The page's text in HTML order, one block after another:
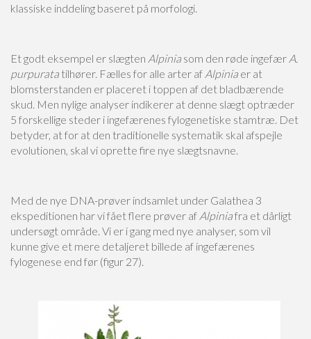
klassiske inddeling baseret på morfologi.
Et godt eksempel er slægten Alpinia som den røde ingefær A.
purpurata tilhører. Fælles for alle arter af Alpinia er at
blomsterstanden er placeret i toppen af det bladbærende
skud. Men nylige analyser indikerer at denne slægt optræder
5 forskellige steder i ingefærenes fylogenetiske stamtræ. Det
betyder, at for at den traditionelle systematik skal afspejle
evolutionen, skal vi oprette fire nye slægtsnavne.
Med de nye DNA-prøver indsamlet under Galathea 3
ekspeditionen har vi fået flere prøver af Alpiniafra et dårligt
undersøgt område. Vi er i gang med nye analyser, som vil
kunne give et mere detaljeret billede af ingefærenes
fylogenese end før (figur 27).